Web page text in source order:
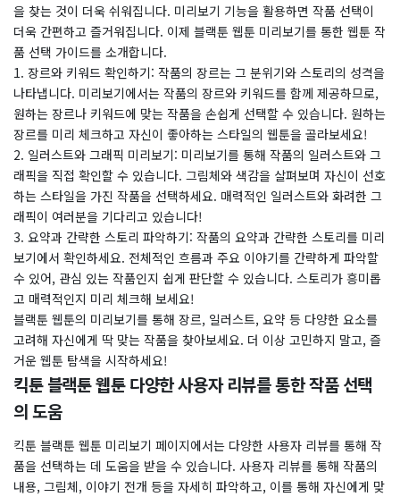
을 찾는 것이 더욱 쉬워집니다. 미리보기 기능을 활용하면 작품 선택이
더욱 간편하고 즐거워집니다. 이제 블랙툰 웹툰 미리보기를 통한 웹툰 작
품 선택 가이드를 소개합니다.
​1. 장르와 키워드 확인하기: 작품의 장르는 그 분위기와 스토리의 성격을
나타냅니다. 미리보기에서는 작품의 장르와 키워드를 함께 제공하므로,
원하는 장르나 키워드에 맞는 작품을 손쉽게 선택할 수 있습니다. 원하는
장르를 미리 체크하고 자신이 좋아하는 스타일의 웹툰을 골라보세요!
2. 일러스트와 그래픽 미리보기: 미리보기를 통해 작품의 일러스트와 그
래픽을 직접 확인할 수 있습니다. 그림체와 색감을 살펴보며 자신이 선호
하는 스타일을 가진 작품을 선택하세요. 매력적인 일러스트와 화려한 그
래픽이 여러분을 기다리고 있습니다!
3. 요약과 간략한 스토리 파악하기: 작품의 요약과 간략한 스토리를 미리
보기에서 확인하세요. 전체적인 흐름과 주요 이야기를 간략하게 파악할
수 있어, 관심 있는 작품인지 쉽게 판단할 수 있습니다. 스토리가 흥미롭
고 매력적인지 미리 체크해 보세요!
블랙툰 웹툰의 미리보기를 통해 장르, 일러스트, 요약 등 다양한 요소를
고려해 자신에게 딱 맞는 작품을 찾아보세요. 더 이상 고민하지 말고, 즐
거운 웹툰 탐색을 시작하세요!
킥툰 블랙툰 웹툰 다양한 사용자 리뷰를 통한 작품 선택
의 도움
킥툰 블랙툰 웹툰 미리보기 페이지에서는 다양한 사용자 리뷰를 통해 작
품을 선택하는 데 도움을 받을 수 있습니다. 사용자 리뷰를 통해 작품의
내용, 그림체, 이야기 전개 등을 자세히 파악하고, 이를 통해 자신에게 맞